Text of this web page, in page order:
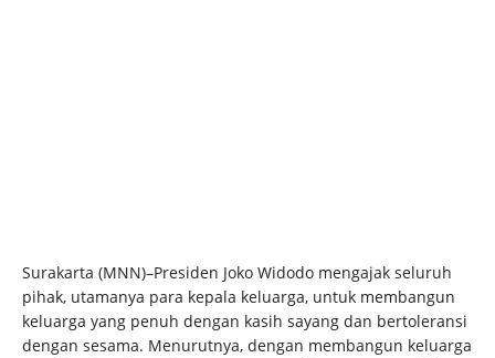
Surakarta (MNN)–Presiden Joko Widodo mengajak seluruh
pihak, utamanya para kepala keluarga, untuk membangun
keluarga yang penuh dengan kasih sayang dan bertoleransi
dengan sesama. Menurutnya, dengan membangun keluarga